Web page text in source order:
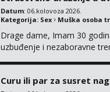
Datum: 06.kolovoza 2026.
Kategorija: Sex Muška osoba
Drage dame, Imam 30
uzbuđenje i nezaboravne
Curu ili par za susret